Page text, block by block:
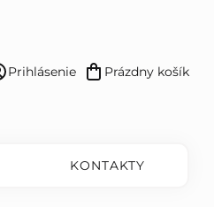
Prihlásenie
Nákupný
Prázdny košík
KONTAKTY